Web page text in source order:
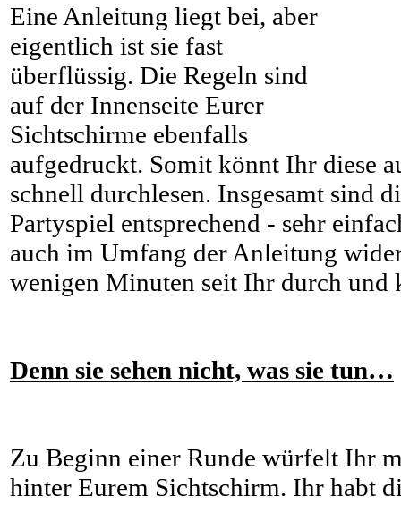
Eine Anleitung liegt bei, aber
eigentlich ist sie fast
überflüssig. Die Regeln sind
auf der Innenseite Eurer
Sichtschirme ebenfalls
aufgedruckt. Somit könnt Ihr diese
schnell durchlesen. Insgesamt sind
Partyspiel entsprechend - sehr
auch im Umfang der Anleitung
wenigen Minuten seit Ihr durch und
Denn sie sehen nicht, was sie tun…
Zu Beginn einer Runde würfelt Ihr
hinter Eurem Sichtschirm. Ihr habt